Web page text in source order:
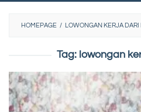
HOMEPAGE / LOWONGAN KERJA DARI
Tag: lowongan